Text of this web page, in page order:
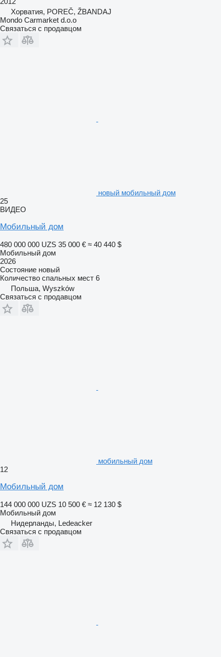
Хорватия, POREČ, ŽBANDAJ
Mondo Carmarket d.o.o
Связаться с продавцом
новый мобильный дом
25
ВИДЕО
Мобильный дом
480 000 000 UZS 35 000 € ≈ 40 440 $
Мобильный дом
2026
Состояние новый
Количество спальных мест 6
Польша, Wyszków
Связаться с продавцом
мобильный дом
12
Мобильный дом
144 000 000 UZS 10 500 € ≈ 12 130 $
Мобильный дом
Нидерланды, Ledeacker
Связаться с продавцом